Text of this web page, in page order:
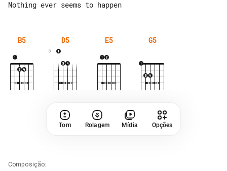
B5 D5
5
E5 G5
Tom Rolagem Mídia Opções
Composição: